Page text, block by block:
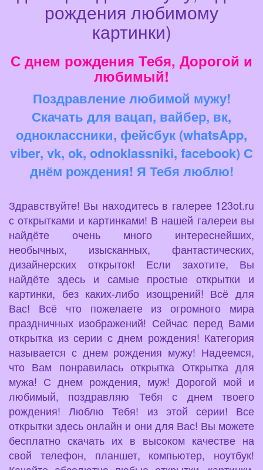
рождения любимому
картинки)
С днем рождения Тебя, Дорогой и
любимый!
Поздравление любимой мужу!
Скачать для вацап, вайбер, вк,
одноклассники, фейсбук (whatsApp,
viber, vk, ok, odnoklassniki, facebook) С
днём рождения! Я Тебя люблю!
Здравствуйте! Вы находитесь в галерее 123ot.ru
с открытками и картинками! В нашей галереи вы
найдёте очень много интереснейших,
необычных, изысканных, фантастических,
дизайнерских открыток! Если захотите, Вы
найдёте здесь и самые простые открытки и
картинки, без каких-либо изощрений! Всё для
Вас! Всё что пожелаете из огромного мира
праздничных изображений! Сейчас перед Вами
открытка из серии с днем рождения! Категория
называется с днем рождения мужу! Надеемся,
что Вам понравилась открытка Открытка для
мужа! С днем рождения, муж! Дорогой мой и
любимый, поздравляю Тебя с днем твоего
рождения! Люблю Тебя! из этой серии! Все
открытки здесь онлайн и они для Вас! Вы можете
бесплатно скачать их в высоком качестве на
свой телефон, планшет, компьютер, ноутбук!